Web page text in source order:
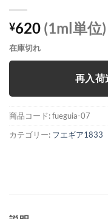
¥620 (1ml単位)
在庫切れ
再入荷
商品コード:fueguia-07
カテゴリー: フエギア1833